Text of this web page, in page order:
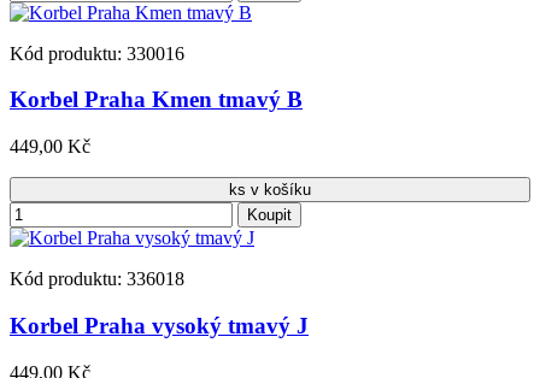
Kód produktu: 330016
Korbel Praha Kmen tmavý B
449,00 Kč
ks v košíku
Koupit
Kód produktu: 336018
Korbel Praha vysoký tmavý J
449,00 Kč